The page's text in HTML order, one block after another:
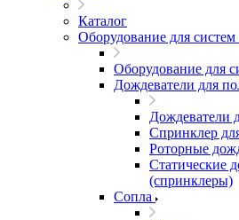
Каталог
Оборудование для систем
Оборудование для
Дождеватели для
Дождеватели
Cпринклер
Роторные
Статические
(спринклеры)
Сопла